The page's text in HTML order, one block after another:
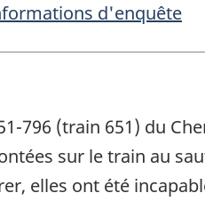
d'enquête
796 (train 651) du
sur le train au
elles ont été